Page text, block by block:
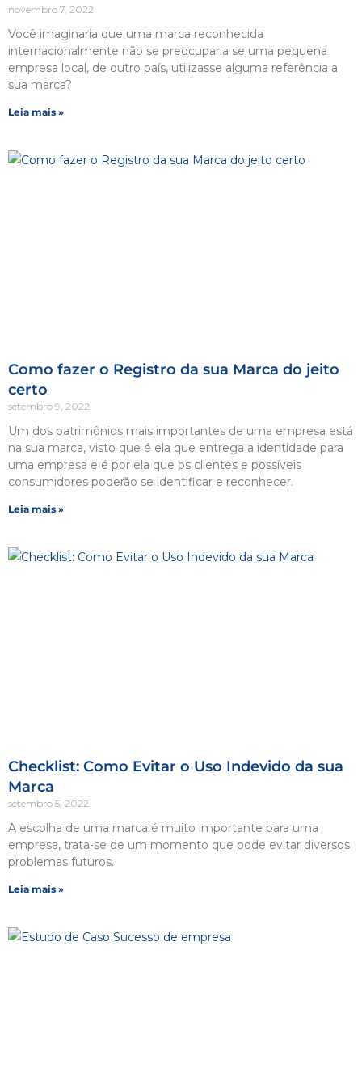
novembro 7, 2022
Você imaginaria que uma marca reconhecida
internacionalmente não se preocuparia se uma pequena
empresa local, de outro país, utilizasse alguma referência a
sua marca?
Leia mais »
Como fazer o Registro da sua Marca do jeito
certo
setembro 9, 2022
Um dos patrimônios mais importantes de uma empresa está
na sua marca, visto que é ela que entrega a identidade para
uma empresa e é por ela que os clientes e possíveis
consumidores poderão se identificar e reconhecer.
Leia mais »
Checklist: Como Evitar o Uso Indevido da sua
Marca
setembro 5, 2022
A escolha de uma marca é muito importante para uma
empresa, trata-se de um momento que pode evitar diversos
problemas futuros.
Leia mais »